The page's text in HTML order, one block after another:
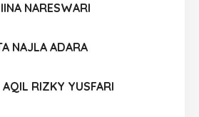
NARESWARI
NAJLA ADARA
RIZKY YUSFARI